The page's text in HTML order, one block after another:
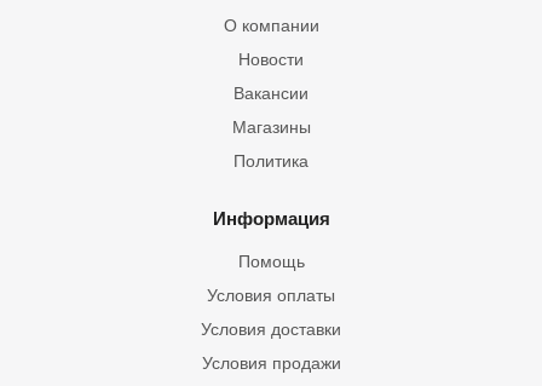
О компании
Новости
Вакансии
Магазины
Политика
Информация
Помощь
Условия оплаты
Условия доставки
Условия продажи